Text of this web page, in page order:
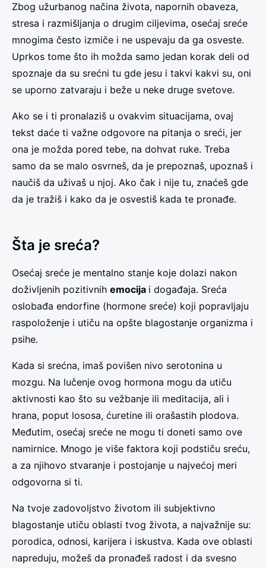
Zbog užurbanog načina života, napornih obaveza,
stresa i razmišljanja o drugim ciljevima, osećaj sreće
mnogima često izmiče i ne uspevaju da ga osveste.
Uprkos tome što ih možda samo jedan korak deli od
spoznaje da su srećni tu gde jesu i takvi kakvi su, oni
se uporno zatvaraju i beže u neke druge svetove.
Ako se i ti pronalaziš u ovakvim situacijama, ovaj
tekst daće ti važne odgovore na pitanja o sreći, jer
ona je možda pored tebe, na dohvat ruke. Treba
samo da se malo osvrneš, da je prepoznaš, upoznaš i
naučiš da uživaš u njoj. Ako čak i nije tu, znaćeš gde
da je tražiš i kako da je osvestiš kada te pronađe.
Šta je sreća?
Osećaj sreće je mentalno stanje koje dolazi nakon
doživljenih pozitivnih emocija i događaja. Sreća
oslobađa endorfine (hormone sreće) koji popravljaju
raspoloženje i utiču na opšte blagostanje organizma i
psihe.
Kada si srećna, imaš povišen nivo serotonina u
mozgu. Na lučenje ovog hormona mogu da utiču
aktivnosti kao što su vežbanje ili meditacija, ali i
hrana, poput lososa, ćuretine ili orašastih plodova.
Međutim, osećaj sreće ne mogu ti doneti samo ove
namirnice. Mnogo je više faktora koji podstiču sreću,
a za njihovo stvaranje i postojanje u najvećoj meri
odgovorna si ti.
Na tvoje zadovoljstvo životom ili subjektivno
blagostanje utiču oblasti tvog života, a najvažnije su:
porodica, odnosi, karijera i iskustva. Kada ove oblasti
napreduju, možeš da pronađeš radost i da svesno